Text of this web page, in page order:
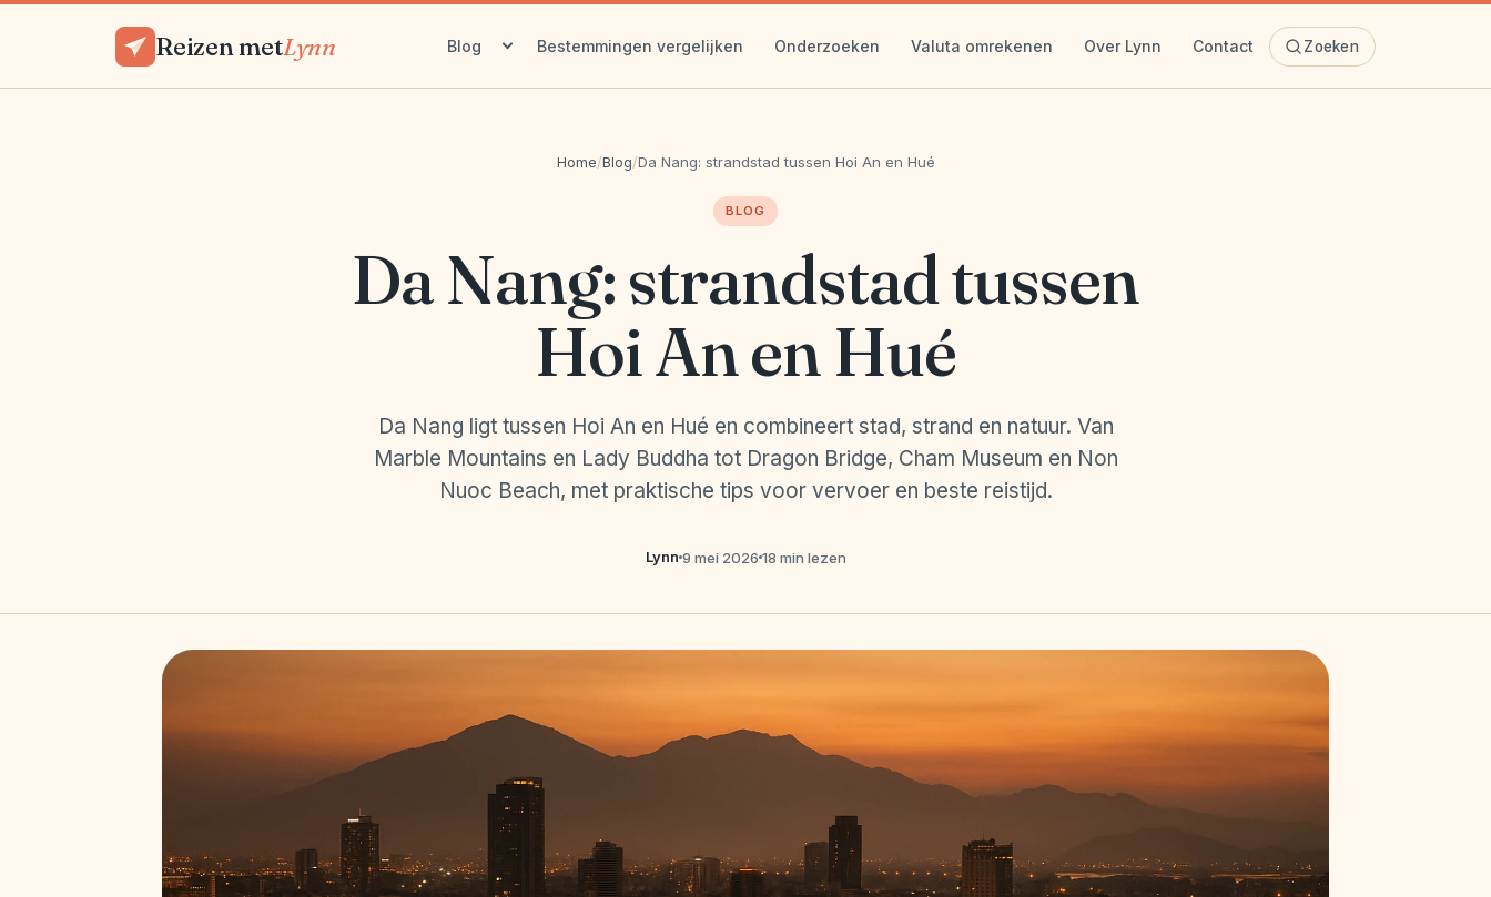
Reizen metLynn Blog Bestemmingen vergelijken Onderzoeken Valuta omrekenen Over Lynn Contact Zoeken
Home/Blog/Da Nang: strandstad tussen Hoi An en Hué
BLOG
Da Nang: strandstad tussen
Hoi An en Hué
Da Nang ligt tussen Hoi An en Hué en combineert stad, strand en natuur. Van
Marble Mountains en Lady Buddha tot Dragon Bridge, Cham Museum en Non
Nuoc Beach, met praktische tips voor vervoer en beste reistijd.
Lynn 9 mei 2026 18 min lezen